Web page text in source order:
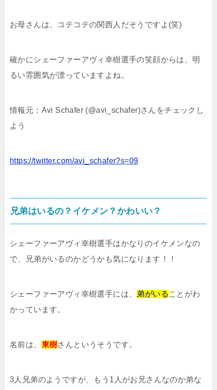
お母さんは、コテコテの関西人だそうですよ(笑)
確かにシェーファーアヴィ幸樹選手の笑顔からは、明
るい雰囲気が漂っていますよね。
情報元：Avi Schafer (@avi_schafer)さんをチェックし
よう
https://twitter.com/avi_schafer?s=09
兄弟はいるの？イケメン？かわいい？
シェーファーアヴィ幸樹選手はかなりのイケメンなの
で、兄弟がいるのかどうかも気になります！！
シェーファーアヴィ幸樹選手には、 弟がいることがわ
かっています。
名前は、 東樹さんというそうです。
3人兄弟のようですが、もう1人がお兄さんなのか弟な